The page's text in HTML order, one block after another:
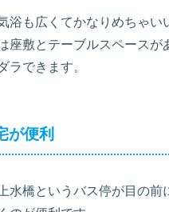
浴も広くてかなりめちゃい
座敷とテーブルスペースが
ラできます。
が便利
水橋というバス停が目の前